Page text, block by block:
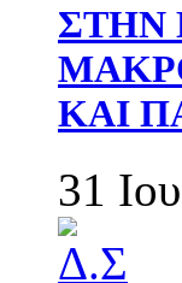
ΣΤΗΝ
ΚΑΙ
31